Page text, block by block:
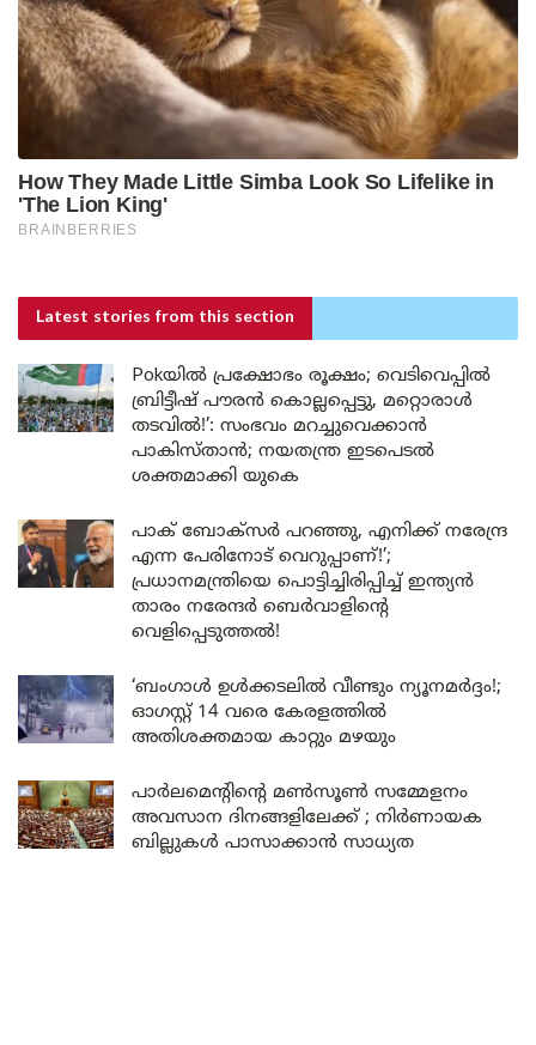
Latest stories from this section
Pokയിൽ പ്രക്ഷോഭം രൂക്ഷം; വെടിവെപ്പിൽ
ബ്രിട്ടീഷ് പൗരൻ കൊല്ലപ്പെട്ടു, മറ്റൊരാൾ
തടവിൽ!’: സംഭവം മറച്ചുവെക്കാൻ
പാകിസ്താൻ; നയതന്ത്ര ഇടപെടൽ
ശക്തമാക്കി യുകെ
പാക് ബോക്സർ പറഞ്ഞു, എനിക്ക് നരേന്ദ്ര
എന്ന പേരിനോട് വെറുപ്പാണ്!’;
പ്രധാനമന്ത്രിയെ പൊട്ടിച്ചിരിപ്പിച്ച് ഇന്ത്യൻ
താരം നരേന്ദർ ബെർവാളിന്റെ
വെളിപ്പെടുത്തൽ!
‘ബംഗാൾ ഉൾക്കടലിൽ വീണ്ടും ന്യൂനമർദ്ദം!;
ഓഗസ്റ്റ് 14 വരെ കേരളത്തിൽ
അതിശക്തമായ കാറ്റും മഴയും
പാർലമെന്റിന്റെ മൺസൂൺ സമ്മേളനം
അവസാന ദിനങ്ങളിലേക്ക് ; നിർണായക
ബില്ലുകൾ പാസാക്കാൻ സാധ്യത